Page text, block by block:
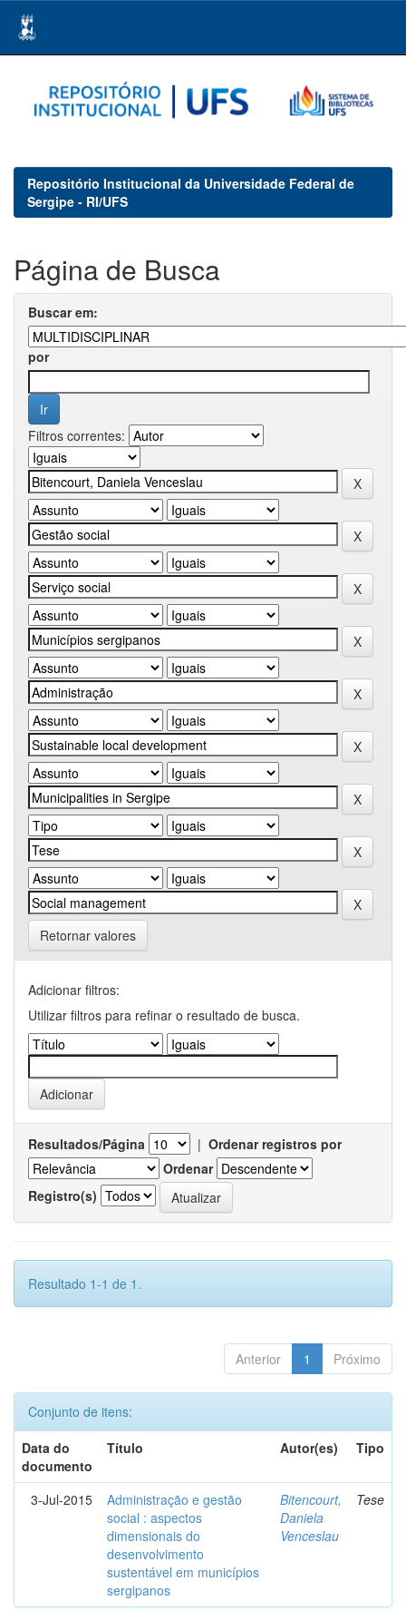
navigation
Repositório Institucional da Universidade Federal de
Sergipe - RI/UFS
Página de Busca
Buscar em:
por
Filtros correntes:
Retornar valores
Adicionar filtros:
Utilizar filtros para refinar o resultado de busca.
Resultados/Página | Ordenar registros por
Ordenar
Registro(s)
Resultado 1-1 de 1.
Anterior 1 Próximo
Conjunto de itens:
Data do
documento
Título Autor(es) Tipo
3-Jul-2015
Administração e gestão
social : aspectos
dimensionais do
desenvolvimento
sustentável em municípios
sergipanos
Bitencourt,
Daniela
Venceslau
Tese